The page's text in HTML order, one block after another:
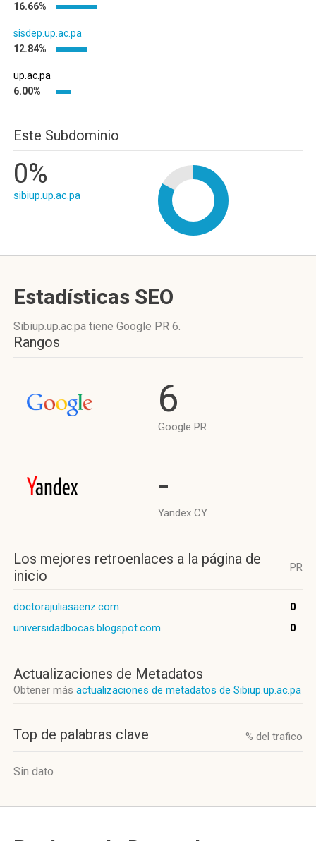
16.66%
sisdep.up.ac.pa
12.84%
up.ac.pa
6.00%
Este Subdominio
0%
sibiup.up.ac.pa
Estadísticas SEO
Sibiup.up.ac.pa tiene Google PR 6.
Rangos
6
Google PR
-
Yandex CY
Los mejores retroenlaces a la página de
inicio
PR
doctorajuliasaenz.com
0
universidadbocas.blogspot.com
0
Actualizaciones de Metadatos
Obtener más actualizaciones de metadatos de Sibiup.up.ac.pa
Top de palabras clave % del trafico
Sin dato